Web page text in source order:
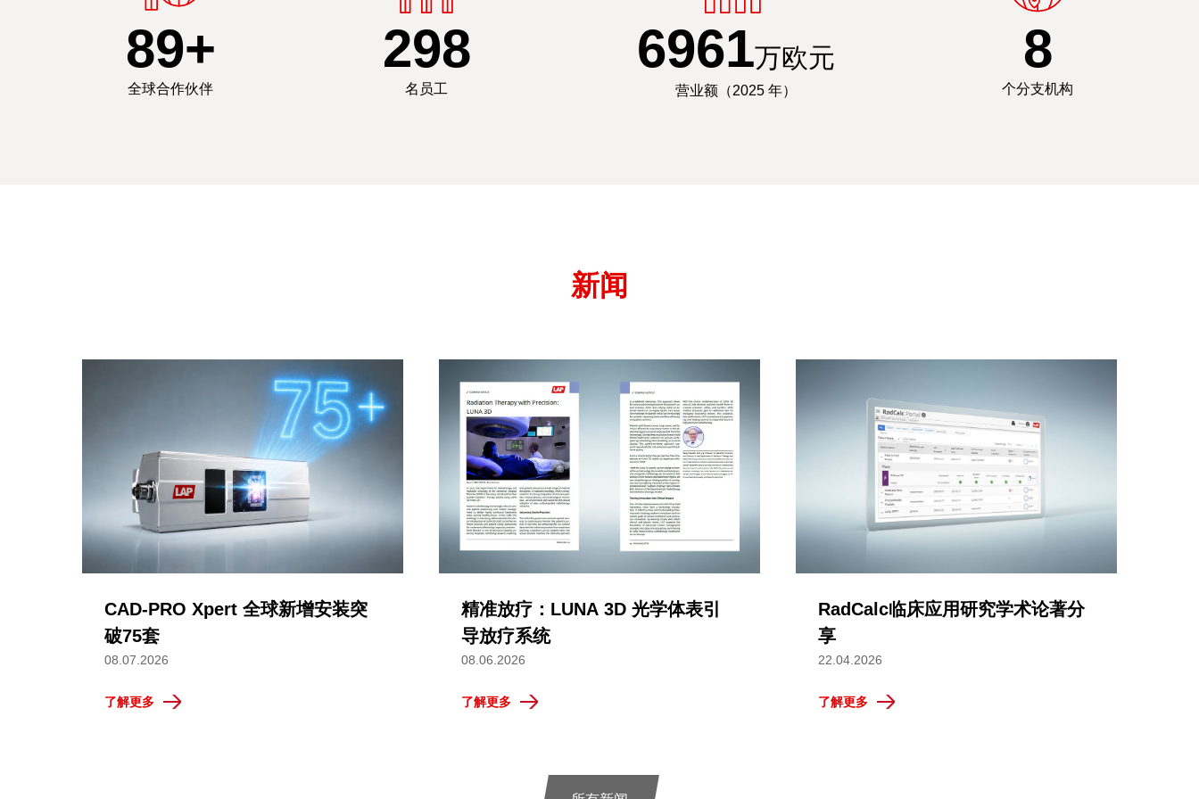
90+
全球合作伙伴
300
名员工
7000万欧元
营业额（2025 年）
8
个分支机构
新闻
CAD-PRO Xpert 全球新增安装突
破75套
08.07.2026
了解更多
精准放疗：LUNA 3D 光学体表引
导放疗系统
08.06.2026
了解更多
RadCalc临床应用研究学术论著分
享
22.04.2026
了解更多